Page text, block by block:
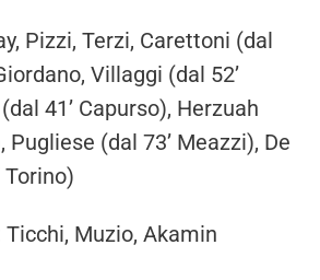
Pizzi, Terzi, Carettoni (dal
Villaggi (dal 52’
41’ Capurso), Herzuah
Pugliese (dal 73’ Meazzi), De
Torino)
Muzio, Akamin